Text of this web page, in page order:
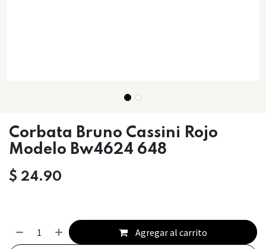
Corbata Bruno Cassini Rojo
Modelo Bw4624 648
$ 24.90
Agregar al carrito